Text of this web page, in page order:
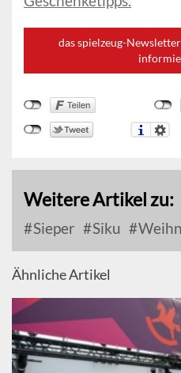
das spielzeug-
Weitere Artikel zu:
Sieper Siku
Ähnliche Artikel